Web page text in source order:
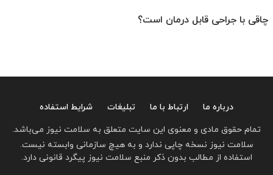
چاقی با جراحی قابل درمان است؟
درباره ما ارتباط با ما تبلیغات
شرایط استفاده
تمام حقوق مادی و معنوی این سایت متعلق به سلامت نیوز می‌باشد.
سلامت نیوز نسخه چاپی ندارد و به هیچ سازمانی وابسته نیست.
استفاده از مطالب بدون ذکر منبع سلامت نیوز پیگرد قانونی دارد.